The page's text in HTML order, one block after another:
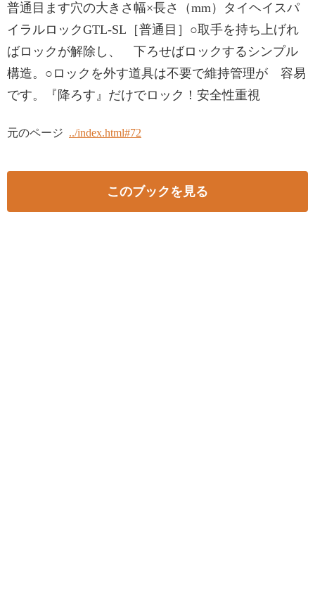
普通目ます穴の大きさ幅×長さ（mm）タイヘイスパ
イラルロックGTL-SL［普通目］○取手を持ち上げれ
ばロックが解除し、 下ろせばロックするシンプル
構造。○ロックを外す道具は不要で維持管理が 容易
です。『降ろす』だけでロック！安全性重視
元のページ ../index.html#72
このブックを見る